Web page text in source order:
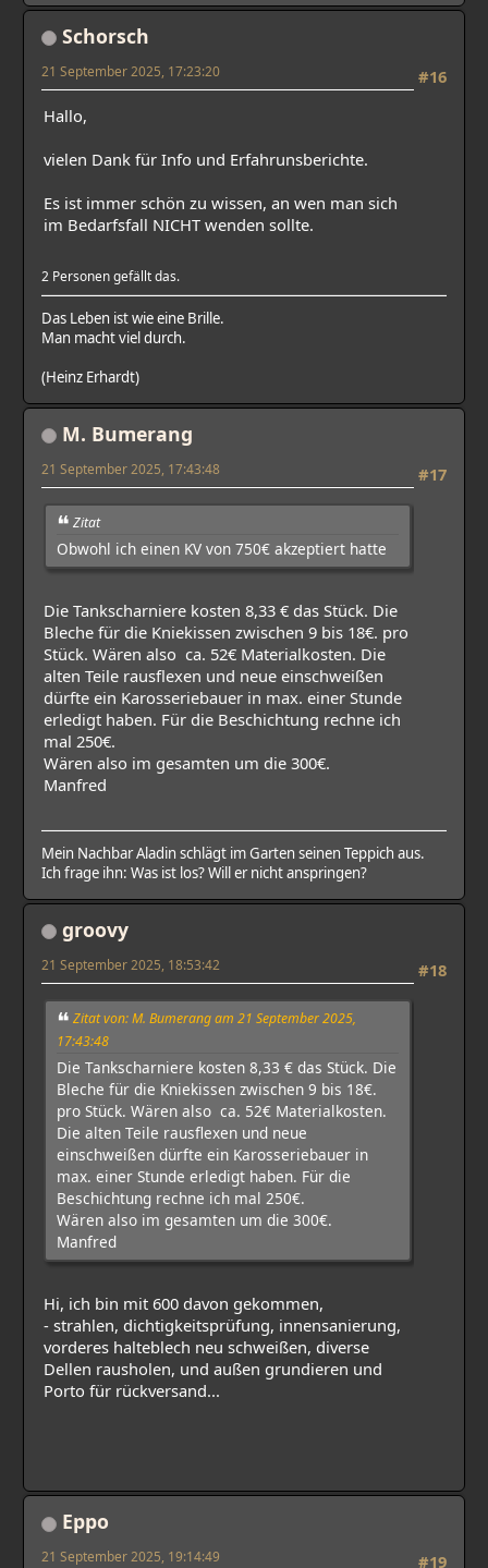
Schorsch
#16
21 September 2025, 17:23:20
Hallo,
vielen Dank für Info und Erfahrunsberichte.
Es ist immer schön zu wissen, an wen man sich
im Bedarfsfall NICHT wenden sollte.
2 Personen gefällt das.
Das Leben ist wie eine Brille.
Man macht viel durch.
(Heinz Erhardt)
M. Bumerang
#17
21 September 2025, 17:43:48
Zitat
Obwohl ich einen KV von 750€ akzeptiert hatte
Die Tankscharniere kosten 8,33 € das Stück. Die
Bleche für die Kniekissen zwischen 9 bis 18€. pro
Stück. Wären also ca. 52€ Materialkosten. Die
alten Teile rausflexen und neue einschweißen
dürfte ein Karosseriebauer in max. einer Stunde
erledigt haben. Für die Beschichtung rechne ich
mal 250€.
Wären also im gesamten um die 300€.
Manfred
Mein Nachbar Aladin schlägt im Garten seinen Teppich aus.
Ich frage ihn: Was ist los? Will er nicht anspringen?
groovy
#18
21 September 2025, 18:53:42
Zitat von: M. Bumerang am 21 September 2025,
17:43:48
Die Tankscharniere kosten 8,33 € das Stück. Die
Bleche für die Kniekissen zwischen 9 bis 18€.
pro Stück. Wären also ca. 52€ Materialkosten.
Die alten Teile rausflexen und neue
einschweißen dürfte ein Karosseriebauer in
max. einer Stunde erledigt haben. Für die
Beschichtung rechne ich mal 250€.
Wären also im gesamten um die 300€.
Manfred
Hi, ich bin mit 600 davon gekommen,
- strahlen, dichtigkeitsprüfung, innensanierung,
vorderes halteblech neu schweißen, diverse
Dellen rausholen, und außen grundieren und
Porto für rückversand...
Eppo
#19
21 September 2025, 19:14:49